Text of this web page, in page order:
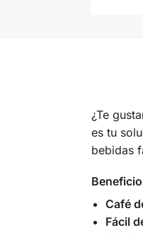
¿Te
es tu
bebidas
Café
Fácil